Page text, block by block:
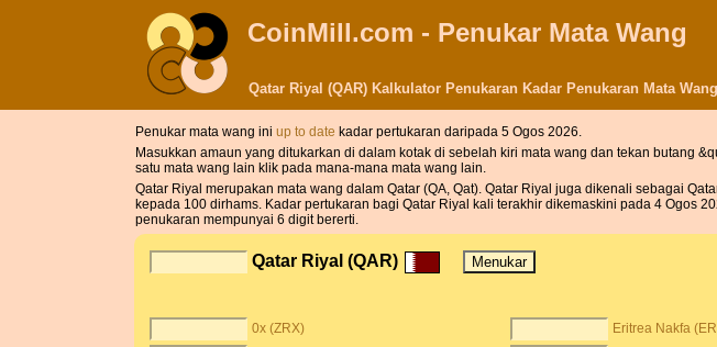
CoinMill.com - Penukar Mata Wang
Qatar Riyal (QAR) Kalkulator Penukaran Kadar Penukaran Mata Wang
Penukar mata wang ini up to date kadar pertukaran daripada 5 Ogos 2026.
Masukkan amaun yang ditukarkan di dalam kotak di sebelah kiri mata wang dan tekan butang
satu mata wang lain klik pada mana-mana mata wang lain.
Qatar Riyal merupakan mata wang dalam Qatar (QA, Qat). Qatar Riyal juga dikenali sebagai
kepada 100 dirhams. Kadar pertukaran bagi Qatar Riyal kali terakhir dikemaskini pada 4 Ogos
penukaran mempunyai 6 digit bererti.
Qatar Riyal (QAR)
0x (ZRX) Eritrea Nakfa